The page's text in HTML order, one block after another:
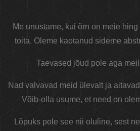
Me unustame, kui õrn on meie
toita. Oleme kaotanud sideme
Taevased jõud pole aga
Nad valvavad meid ülevalt ja
Võib-olla usume, et need on
Lõpuks pole see nii oluline, sest